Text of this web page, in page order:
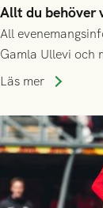
Allt du behöver
All
Gamla Ullevi och
kvalet till
Läs mer